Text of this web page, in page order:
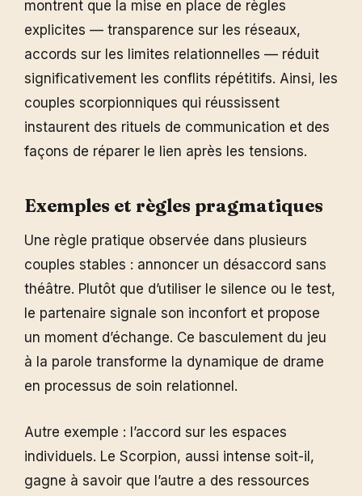
montrent que la mise en place de règles
explicites — transparence sur les réseaux,
accords sur les limites relationnelles — réduit
significativement les conflits répétitifs. Ainsi, les
couples scorpionniques qui réussissent
instaurent des rituels de communication et des
façons de réparer le lien après les tensions.
Exemples et règles pragmatiques
Une règle pratique observée dans plusieurs
couples stables : annoncer un désaccord sans
théâtre. Plutôt que d’utiliser le silence ou le test,
le partenaire signale son inconfort et propose
un moment d’échange. Ce basculement du jeu
à la parole transforme la dynamique de drame
en processus de soin relationnel.
Autre exemple : l’accord sur les espaces
individuels. Le Scorpion, aussi intense soit-il,
gagne à savoir que l’autre a des ressources